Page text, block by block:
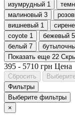
изумрудный 1
малиновый 3
вишневый 1
coyote 1 бежевый 5
белый 7
Показать еще 22
395 - 5710 грн Цена
Сбросить
Фильтры
Выберите фильтры
×